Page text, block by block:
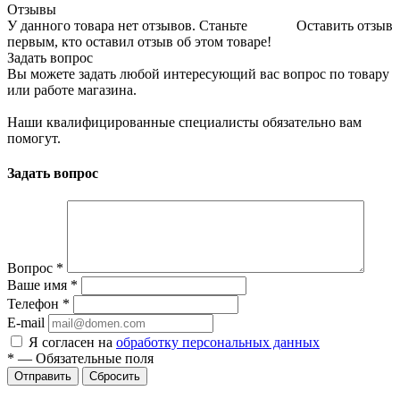
Отзывы
Оставить отзыв
У данного товара нет отзывов. Станьте
первым, кто оставил отзыв об этом товаре!
Задать вопрос
Вы можете задать любой интересующий вас вопрос по товару
или работе магазина.
Наши квалифицированные специалисты обязательно вам
помогут.
Задать вопрос
Вопрос *
Ваше имя *
Телефон *
E-mail
Я согласен на обработку персональных данных
* — Обязательные поля
Отправить Сбросить